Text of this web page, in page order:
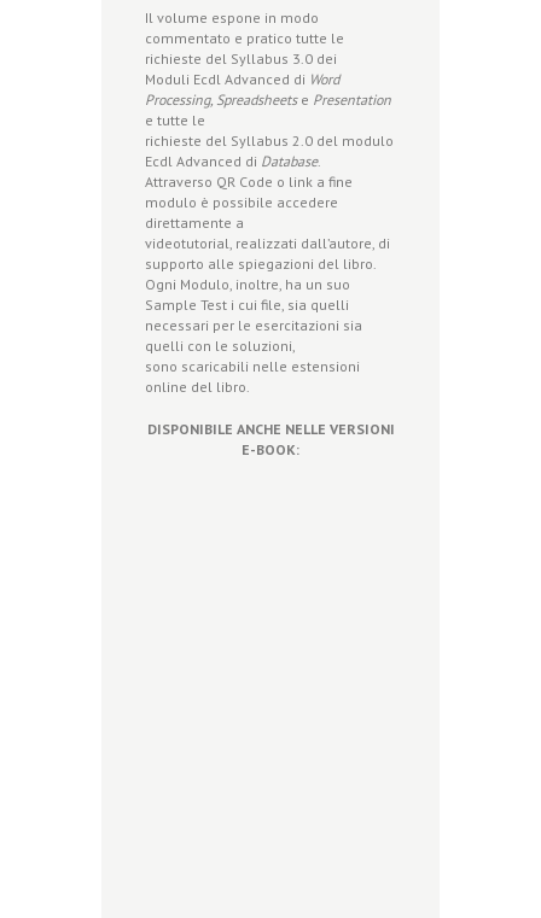
Il volume espone in modo
commentato e pratico tutte le
richieste del Syllabus 3.0 dei
Moduli Ecdl Advanced di Word
Processing, Spreadsheetse Presentation
e tutte le
richieste del Syllabus 2.0 del modulo
Ecdl Advanced di Database.
Attraverso QR Code o link a fine
modulo è possibile accedere
direttamente a
videotutorial, realizzati dall’autore, di
supporto alle spiegazioni del libro.
Ogni Modulo, inoltre, ha un suo
Sample Test i cui file, sia quelli
necessari per le esercitazioni sia
quelli con le soluzioni,
sono scaricabili nelle estensioni
online del libro.
DISPONIBILE ANCHE NELLE VERSIONI
E-BOOK: